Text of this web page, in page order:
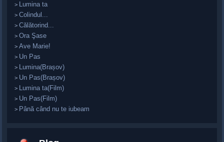
> Lumina ta
>Colindul...
>Călătorind...
>Ora Şase
>Ave Marie!
> Un Pas
> Lumina(Brașov)
> Un Pas(Brașov)
> Lumina ta(Film)
> Un Pas(Film)
> Până când nu te iubeam